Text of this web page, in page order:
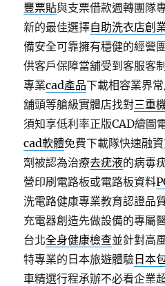
豐票貼與支票借款週轉團隊
新的最佳選擇自助洗衣店創
備安全可靠擁有穩健的經營
供客戶保障當舖受到客服客
專業cad產品下載相容業界
舖頭等艙級實體店找對三重
須知享低利率正版CAD繪圖
cad軟體免費下載隊快速融
劑被認為治療去疣液的病毒
營印刷電路板或電路板資料
洗電路健康專業教育認證品
充電器創造先做設備的專屬
台北全身健康檢查並針對高
特專業的日本旅遊體驗 日本
車精選行程承辦不必看企業